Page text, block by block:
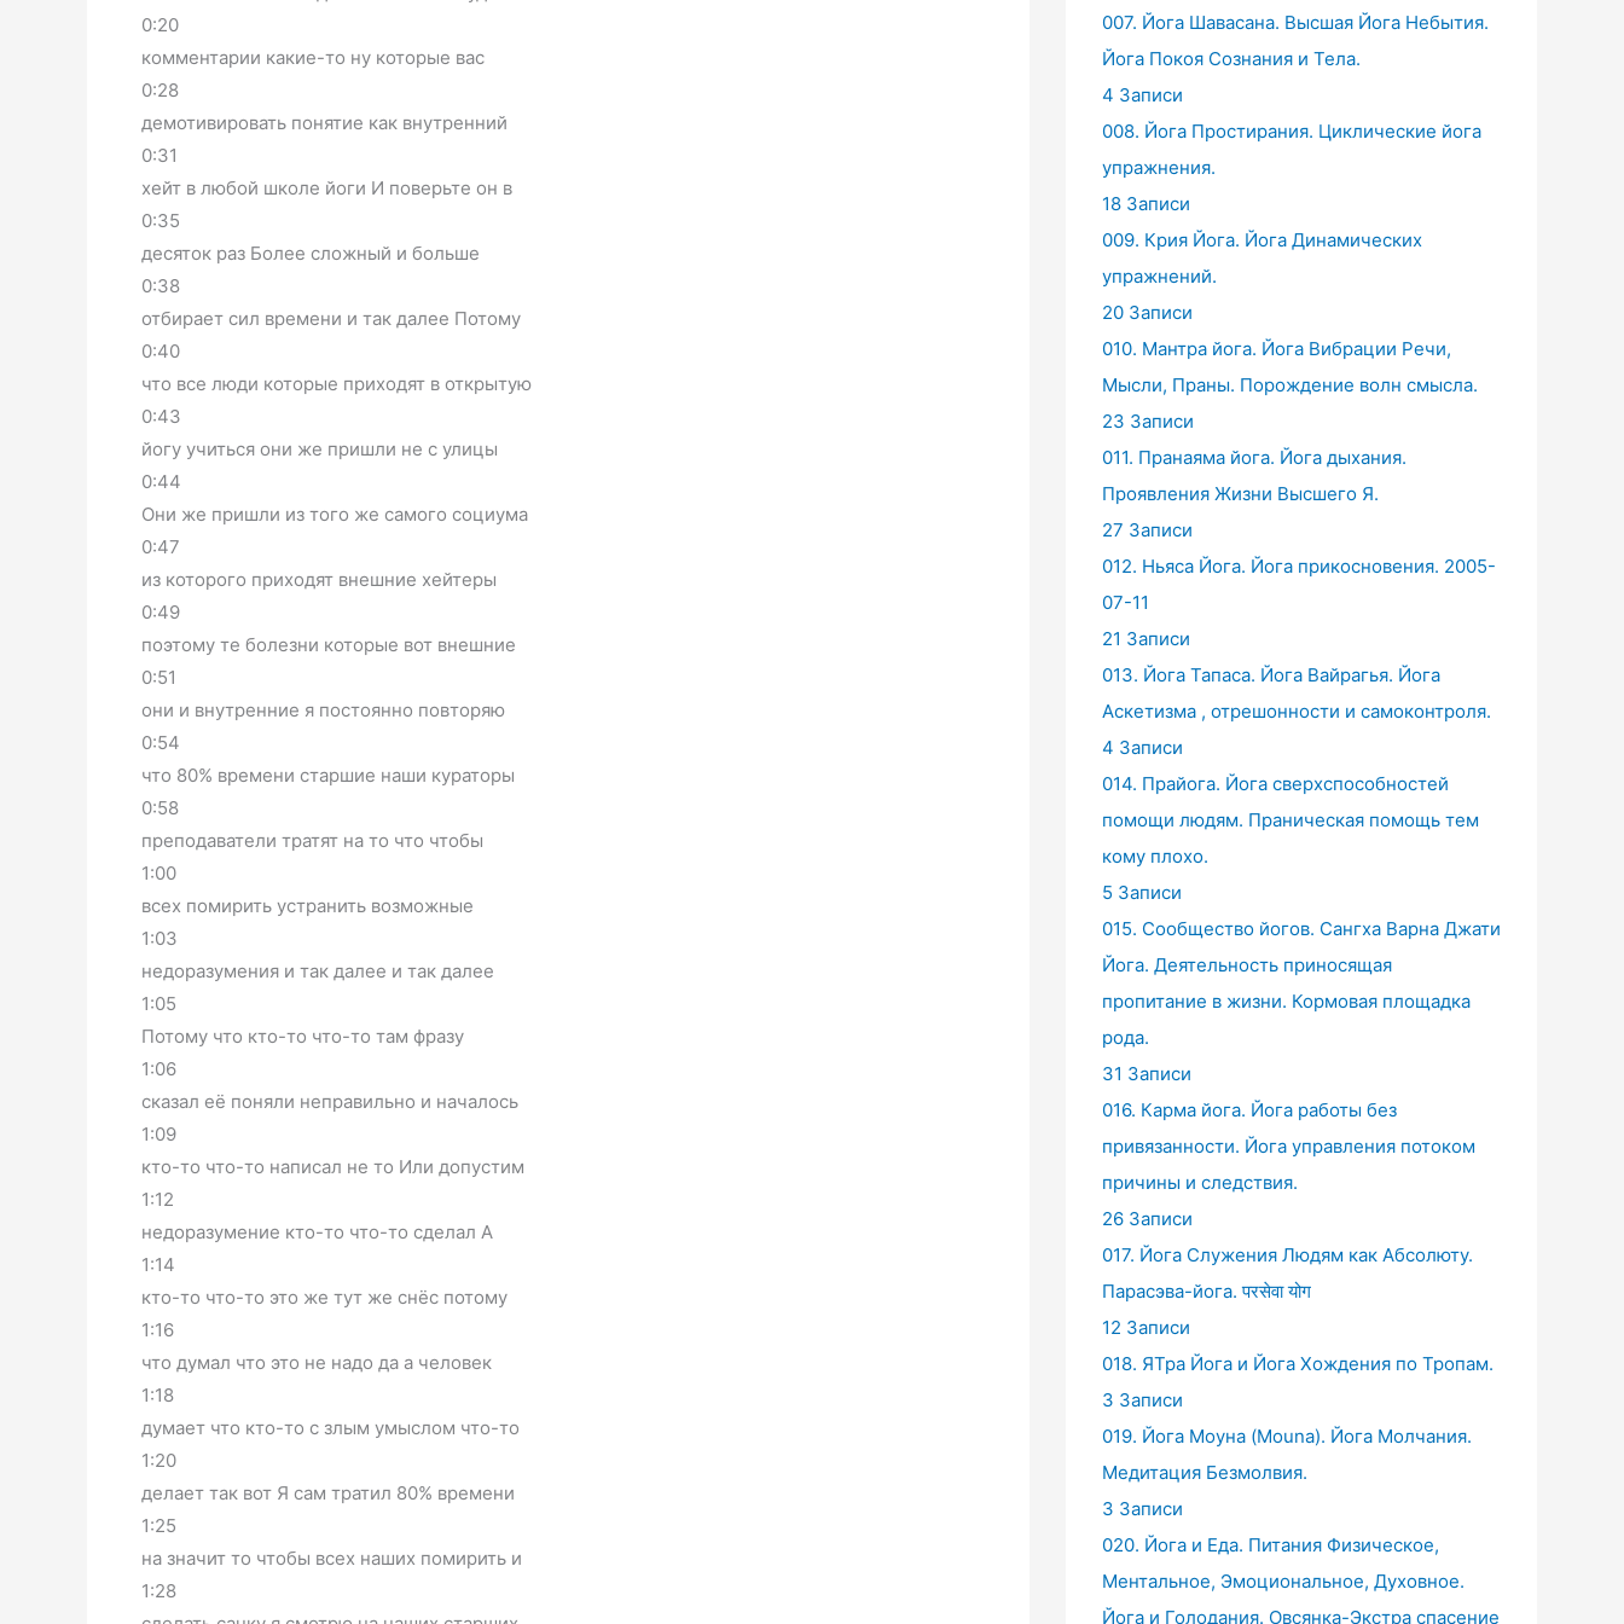
0:20
комментарии какие-то ну которые вас
0:28
демотивировать понятие как внутренний
0:31
хейт в любой школе йоги И поверьте он в
0:35
десяток раз Более сложный и больше
0:38
отбирает сил времени и так далее Потому
0:40
что все люди которые приходят в открытую
0:43
йогу учиться они же пришли не с улицы
0:44
Они же пришли из того же самого социума
0:47
из которого приходят внешние хейтеры
0:49
поэтому те болезни которые вот внешние
0:51
они и внутренние я постоянно повторяю
0:54
что 80% времени старшие наши кураторы
0:58
преподаватели тратят на то что чтобы
1:00
всех помирить устранить возможные
1:03
недоразумения и так далее и так далее
1:05
Потому что кто-то что-то там фразу
1:06
сказал её поняли неправильно и началось
1:09
кто-то что-то написал не то Или допустим
1:12
недоразумение кто-то что-то сделал А
1:14
кто-то что-то это же тут же снёс потому
1:16
что думал что это не надо да а человек
1:18
думает что кто-то с злым умыслом что-то
1:20
делает так вот Я сам тратил 80% времени
1:25
на значит то чтобы всех наших помирить и
1:28
007. Йога Шавасана. Высшая Йога Небытия.
Йога Покоя Сознания и Тела.
4 Записи
008. Йога Простирания. Циклические йога
упражнения.
18 Записи
009. Крия Йога. Йога Динамических
упражнений.
20 Записи
010. Мантра йога. Йога Вибрации Речи,
Мысли, Праны. Порождение волн смысла.
23 Записи
011. Пранаяма йога. Йога дыхания.
Проявления Жизни Высшего Я.
27 Записи
012. Ньяса Йога. Йога прикосновения. 2005-
07-11
21 Записи
013. Йога Тапаса. Йога Вайрагья. Йога
Аскетизма , отрешонности и самоконтроля.
4 Записи
014. Прайога. Йога сверхспособностей
помощи людям. Праническая помощь тем
кому плохо.
5 Записи
015. Сообщество йогов. Сангха Варна Джати
Йога. Деятельность приносящая
пропитание в жизни. Кормовая площадка
рода.
31 Записи
016. Карма йога. Йога работы без
привязанности. Йога управления потоком
причины и следствия.
26 Записи
017. Йога Служения Людям как Абсолюту.
Парасэва-йога. परसेवा योग
12 Записи
018. ЯТра Йога и Йога Хождения по Тропам.
3 Записи
019. Йога Моуна (Mouna). Йога Молчания.
Медитация Безмолвия.
3 Записи
020. Йога и Еда. Питания Физическое,
Ментальное, Эмоциональное, Духовное.
Йога и Голодания. Овсянка-Экстра спасение